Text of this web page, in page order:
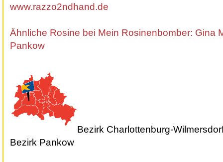
www.razzo2ndhand.de
Ähnliche Rosine bei Mein Rosinenbomber: Gina
Pankow
Bezirk Charlottenburg-
Bezirk Pankow